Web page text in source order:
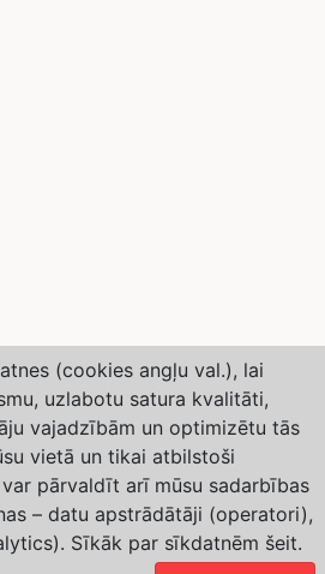
Yr, delivered by the Norwegian
and NRK
(cookies angļu val.), lai
uzlabotu satura kvalitāti,
vajadzībām un optimizētu tās
vietā un tikai atbilstoši
pārvaldīt arī mūsu sadarbības
– datu apstrādātāji (operatori),
Sīkāk par sīkdatnēm šeit.